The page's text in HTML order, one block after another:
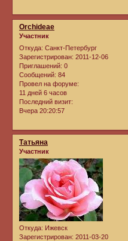
Orchideae
Участник
Откуда: Cанкт-Петербург
Зарегистрирован: 2011-12-06
Приглашений: 0
Сообщений: 84
Провел на форуме:
11 дней 6 часов
Последний визит:
Вчера 20:20:57
Татьяна
Участник
Откуда: Ижевск
Зарегистрирован: 2011-03-20